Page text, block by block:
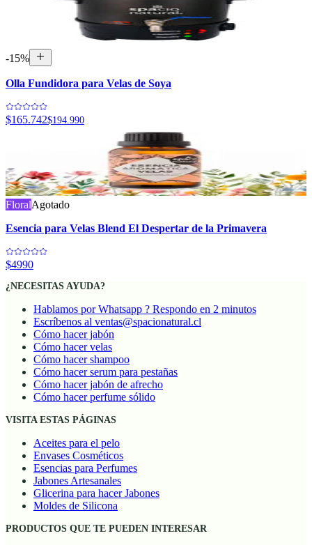
-15%
Olla Fundidora para Velas de Soya
$165.742$194.990
FloralAgotado
Esencia para Velas Blend El Despertar de la Primavera
$4990
¿NECESITAS AYUDA?
Hablamos por Whatsapp ? Respondo en 2 minutos
Escríbenos al ventas@spacionatural.cl
Cómo hacer jabón
Cómo hacer velas
Cómo hacer shampoo
Cómo hacer serum para pestañas
Cómo hacer jabón de afrecho
Cómo hacer perfume sólido
VISITA ESTAS PÁGINAS
Aceites para el pelo
Envases Cosméticos
Esencias para Perfumes
Jabones Artesanales
Glicerina para hacer Jabones
Moldes de Silicona
PRODUCTOS QUE TE PUEDEN INTERESAR